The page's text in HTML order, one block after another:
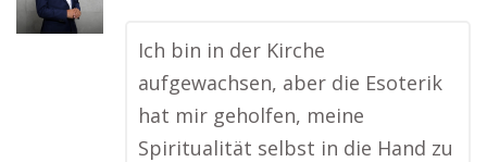
Ich bin in der Kirche
aufgewachsen, aber die Esoterik
hat mir geholfen, meine
Spiritualität selbst in die Hand zu